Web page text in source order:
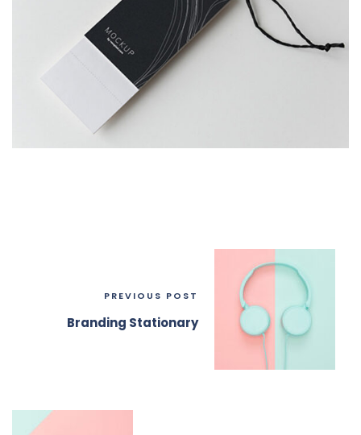
PREVIOUS POST
Branding Stationary